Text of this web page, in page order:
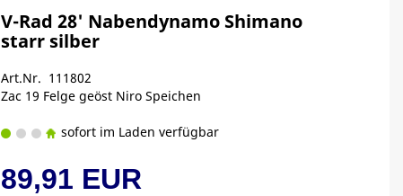
V-Rad 28' Nabendynamo Shimano
starr silber
Art.Nr. 111802
Zac 19 Felge geöst Niro Speichen
sofort im Laden verfügbar
89,91 EUR